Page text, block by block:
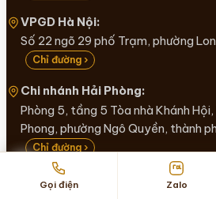
VPGD Hà Nội:
Số 22 ngõ 29 phố Trạm, phường
Chỉ đường ›
Chi nhánh Hải Phòng:
Phòng 5, tầng 5 Tòa nhà Khánh
Phong, phường Ngô Quyền, thành
Chỉ đường ›
0983 019 109
Gọi điện Zalo